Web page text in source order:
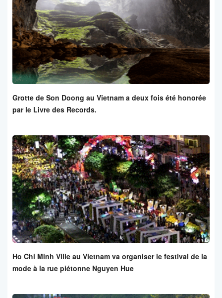
Grotte de Son Doong au Vietnam a deux fois été honorée
par le Livre des Records.
Ho Chi Minh Ville au Vietnam va organiser le festival de la
mode à la rue piétonne Nguyen Hue